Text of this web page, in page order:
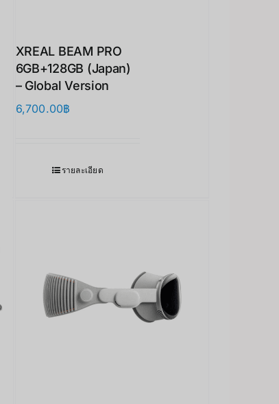
XREAL BEAM PRO
6GB+128GB (Japan)
– Global Version
6,700.00฿
รายละเอียด